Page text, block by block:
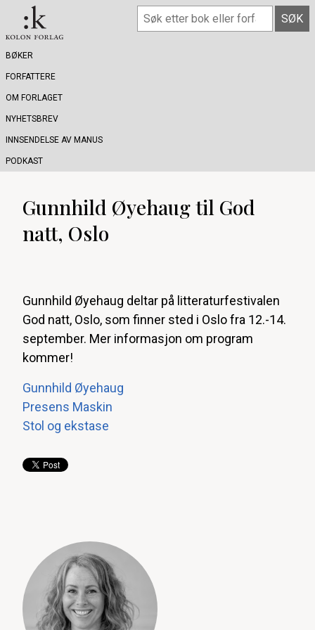
BØKER
FORFATTERE
OM FORLAGET
NYHETSBREV
INNSENDELSE AV MANUS
PODKAST
Gunnhild Øyehaug til God
natt, Oslo
Gunnhild Øyehaug deltar på litteraturfestivalen
God natt, Oslo, som finner sted i Oslo fra 12.-14.
september. Mer informasjon om program
kommer!
Gunnhild Øyehaug
Presens Maskin
Stol og ekstase